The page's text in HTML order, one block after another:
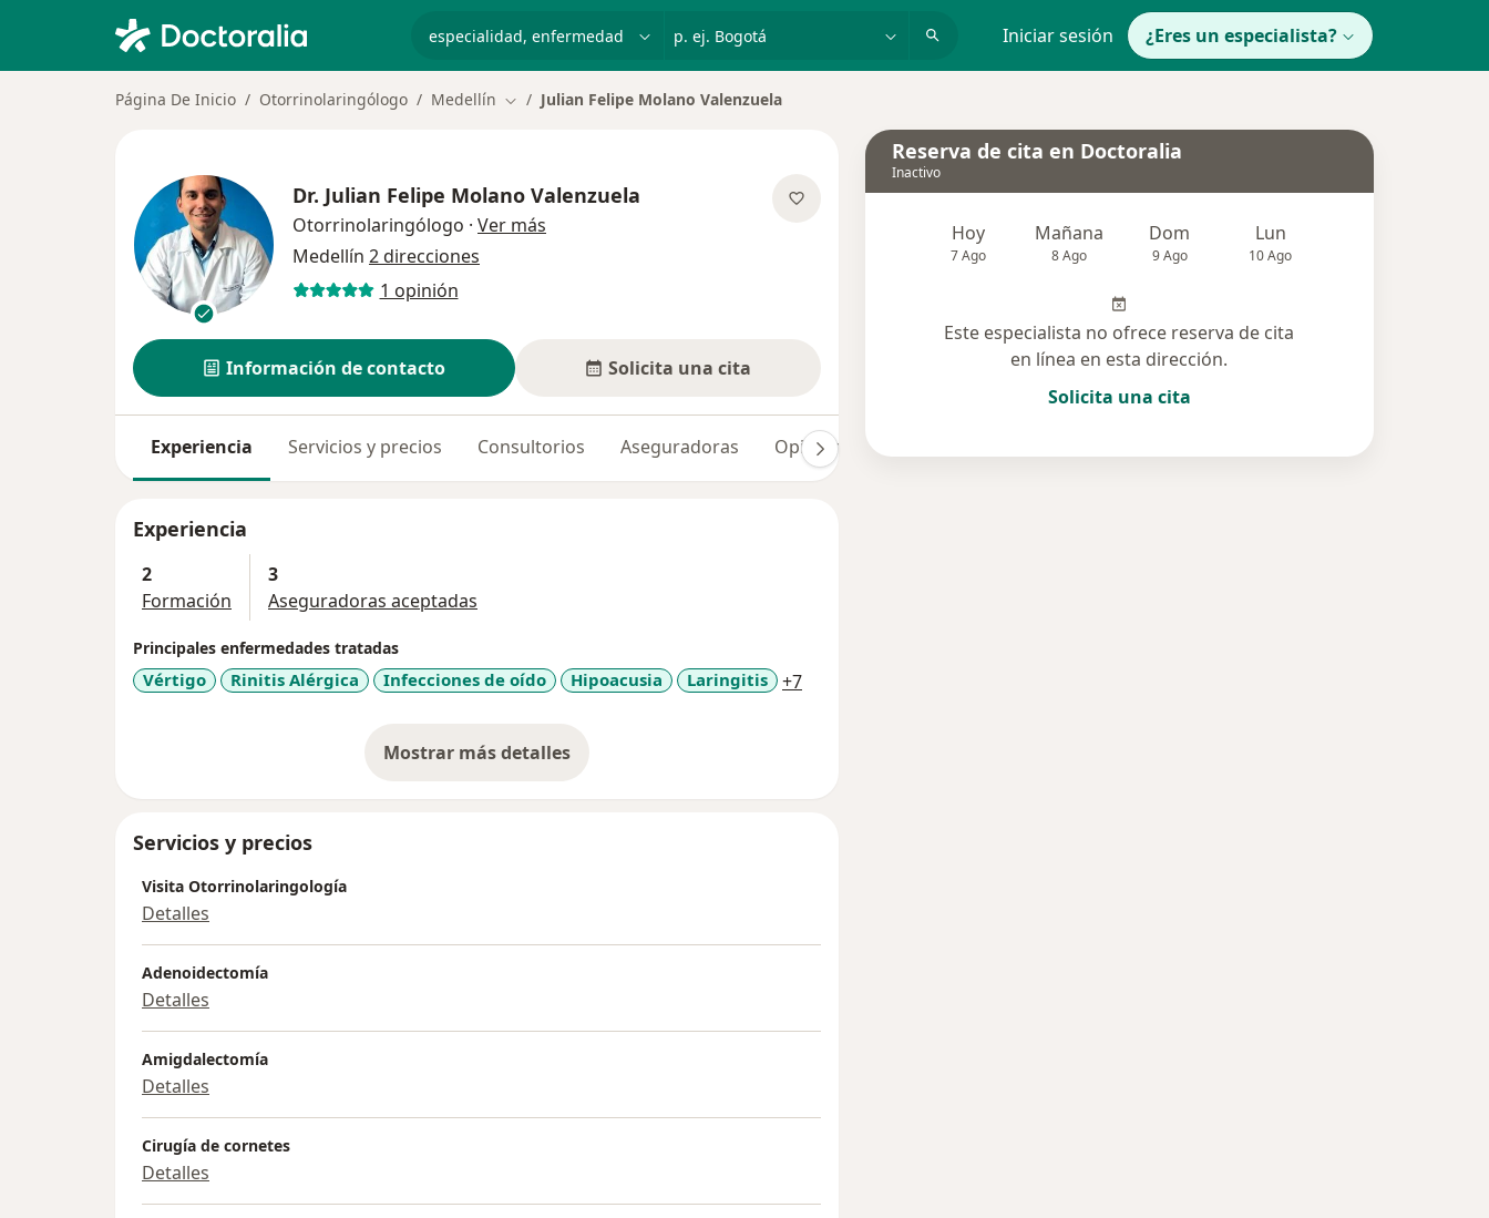
p. ej. Bogotá Iniciar sesión ¿Eres un especialista?
Página De Inicio Otorrinolaringólogo Medellín Cambiar de ciudad
Julian Felipe Molano Valenzuela
Dr. Julian Felipe Molano Valenzuela
Otorrinolaringólogo · Ver más
Medellín 2 direcciones
1 opinión
Información de contacto Solicita una cita
Experiencia Servicios y precios Consultorios Aseguradoras Opiniones (1)
Experiencia
2
Formación
3
Aseguradoras aceptadas
Principales enfermedades tratadas
Vértigo Rinitis Alérgica Infecciones de oído Hipoacusia Laringitis +7a11y_sr_more_diseases
Mostrar más detalles
sobre la experiencia
Servicios y precios
Visita Otorrinolaringología
Detalles
Adenoidectomía
Detalles
Amigdalectomía
Detalles
Cirugía de cornetes
Detalles
Reserva de cita en Doctoralia
Inactivo
Hoy
7 Ago
Mañana
8 Ago
Dom
9 Ago
Lun
10 Ago
Este especialista no ofrece reserva de cita
en línea en esta dirección.
Solicita una cita